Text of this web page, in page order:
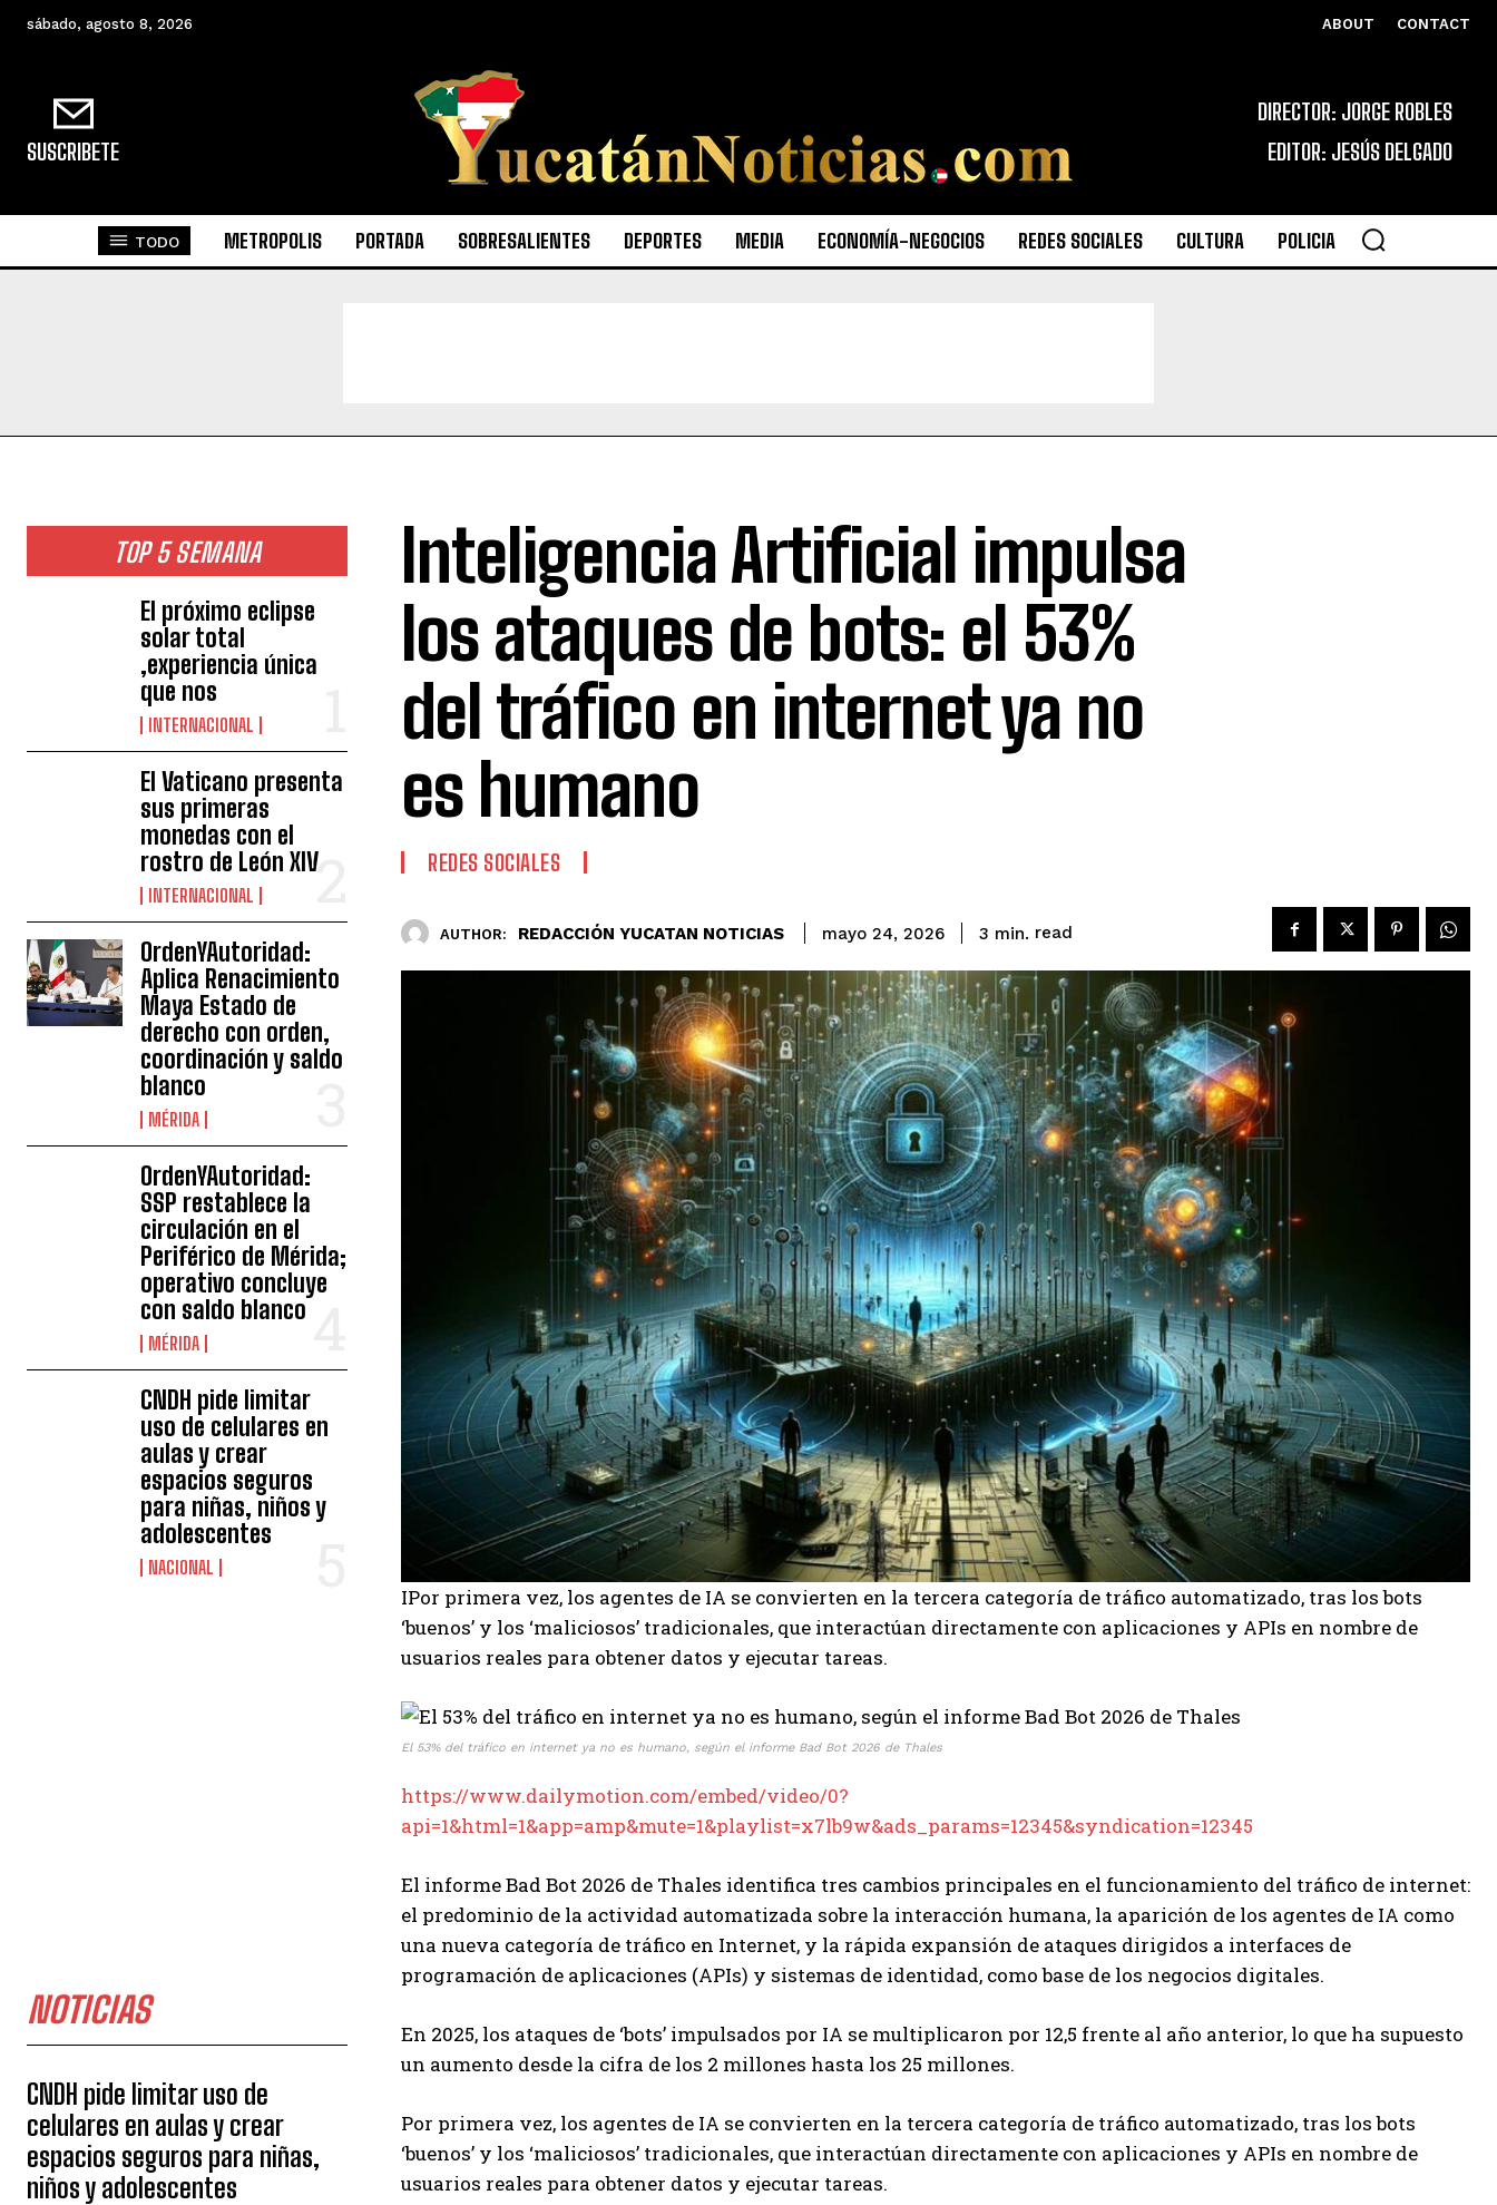
sábado, agosto 8, 2026 ABOUT CONTACT
SUSCRIBETE
DIRECTOR: JORGE ROBLES
EDITOR: JESÚS DELGADO
TODO METROPOLIS PORTADA SOBRESALIENTES DEPORTES MEDIA ECONOMÍA-NEGOCIOS REDES SOCIALES CULTURA POLICIA
TOP 5 SEMANA
El próximo eclipse
solar total
,experiencia única
que nos
INTERNACIONAL
El Vaticano presenta
sus primeras
monedas con el
rostro de León XIV
INTERNACIONAL
OrdenYAutoridad:
Aplica Renacimiento
Maya Estado de
derecho con orden,
coordinación y saldo
blanco
MÉRIDA
OrdenYAutoridad:
SSP restablece la
circulación en el
Periférico de Mérida;
operativo concluye
con saldo blanco
MÉRIDA
CNDH pide limitar
uso de celulares en
aulas y crear
espacios seguros
para niñas, niños y
adolescentes
NACIONAL
NOTICIAS
CNDH pide limitar uso de
celulares en aulas y crear
espacios seguros para niñas,
niños y adolescentes
Inteligencia Artificial impulsa
los ataques de bots: el 53%
del tráfico en internet ya no
es humano
REDES SOCIALES
AUTHOR: REDACCIÓN YUCATAN NOTICIAS mayo 24, 2026 3 min. read
IPor primera vez, los agentes de IA se convierten en la tercera categoría de tráfico automatizado, tras los bots
‘buenos’ y los ‘maliciosos’ tradicionales, que interactúan directamente con aplicaciones y APIs en nombre de
usuarios reales para obtener datos y ejecutar tareas.
El 53% del tráfico en internet ya no es humano, según el informe Bad Bot 2026 de Thales
https://www.dailymotion.com/embed/video/0?
api=1&html=1&app=amp&mute=1&playlist=x7lb9w&ads_params=12345&syndication=12345
El informe Bad Bot 2026 de Thales identifica tres cambios principales en el funcionamiento del tráfico de internet:
el predominio de la actividad automatizada sobre la interacción humana, la aparición de los agentes de IA como
una nueva categoría de tráfico en Internet, y la rápida expansión de ataques dirigidos a interfaces de
programación de aplicaciones (APIs) y sistemas de identidad, como base de los negocios digitales.
En 2025, los ataques de ‘bots’ impulsados por IA se multiplicaron por 12,5 frente al año anterior, lo que ha supuesto
un aumento desde la cifra de los 2 millones hasta los 25 millones.
Por primera vez, los agentes de IA se convierten en la tercera categoría de tráfico automatizado, tras los bots
‘buenos’ y los ‘maliciosos’ tradicionales, que interactúan directamente con aplicaciones y APIs en nombre de
usuarios reales para obtener datos y ejecutar tareas.